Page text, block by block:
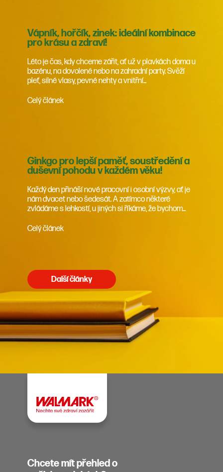
Vápník, hořčík, zinek: ideální kombinace
pro krásu a zdraví!
Léto je čas, kdy chceme zářit, ať už v plavkách doma u
bazénu, na dovolené nebo na zahradní party. Svěží
pleť, silné vlasy, pevné nehty a vnitřní...
Celý článek
Ginkgo pro lepší paměť, soustředění a
duševní pohodu v každém věku!
Každý den přináší nové pracovní i osobní výzvy, ať je
nám dvacet nebo šedesát. A zatímco některé
zvládáme s lehkostí, u jiných si říkáme, že bychom...
Celý článek
Další články
Chcete mít přehled o